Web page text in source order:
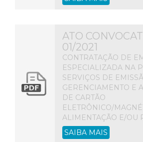
ATO
01/2021
CONTRATAÇÃO DE
ESPECIALIZADA NA
SERVIÇOS DE
GERENCIAMENTO E
DE CARTÃO
ELETRÔNICO/
ALIMENTAÇÃO E/OU
SAIBA MAIS